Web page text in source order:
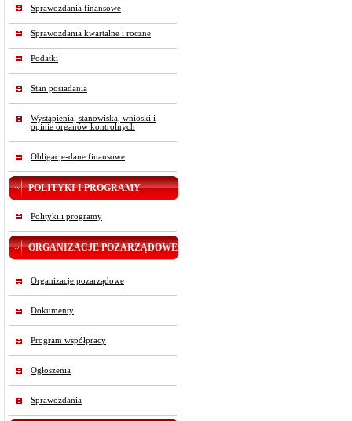
Sprawozdania finansowe
Sprawozdania kwartalne i roczne
Podatki
Stan posiadania
Wystąpienia, stanowiska, wnioski i
opinie organów kontrolnych
Obligacje-dane finansowe
POLITYKI I PROGRAMY
Polityki i programy
ORGANIZACJE POZARZĄDOWE
Organizacje pozarządowe
Dokumenty
Program współpracy
Ogłoszenia
Sprawozdania